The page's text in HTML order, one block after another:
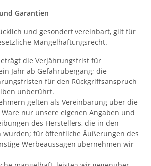
Garantien
und gesondert vereinbart, gilt für
Mängelhaftungsrecht.
die Verjährungsfrist für
Jahr ab Gefahrübergang; die
für den Rückgriffsanspruch
unberührt.
gelten als Vereinbarung über die
nur unsere eigenen Angaben und
des Herstellers, die in den
wurden; für öffentliche Äußerungen des
Werbeaussagen übernehmen wir